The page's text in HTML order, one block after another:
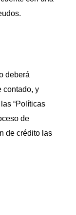
deberá
contado, y
“Políticas
de
de crédito las